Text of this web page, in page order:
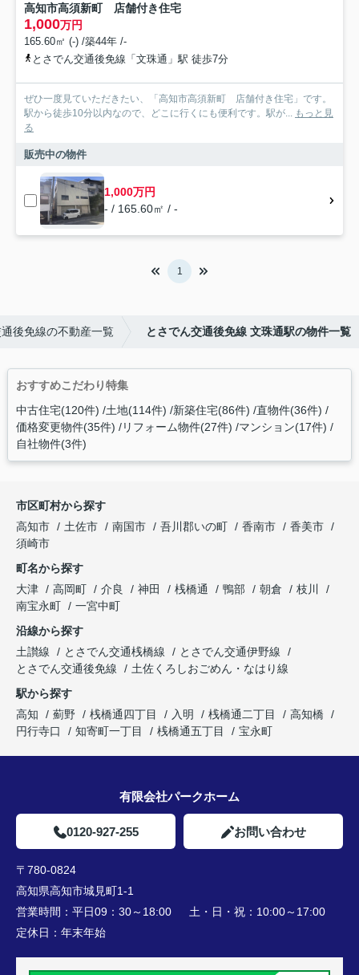
高知市高須新町 店舗付き住宅
1,000万円
165.60㎡ (-) /築44年 /-
とさでん交通後免線「文珠通」駅 徒歩7分
ぜひ一度見ていただきたい、「高知市高須新町 店舗付き住宅」です。
駅から徒歩10分以内なので、どこに行くにも便利です。駅が... もっと見
る
販売中の物件
1,000万円
- / 165.60㎡ / -
1
後免線の不動産一覧 とさでん交通後免線 文珠通駅の物件一覧
おすすめこだわり特集
中古住宅(120件) 土地(114件) 新築住宅(86件) 直物件(36件)
価格変更物件(35件) リフォーム物件(27件) マンション(17件)
自社物件(3件)
市区町村から探す
高知市
土佐市 南国市 吾川郡いの町 香南市
香美市
須崎市
町名から探す
大津
高岡町 介良 神田 桟橋通 鴨部 朝倉
枝川
南宝永町
一宮中町
沿線から探す
土讃線
とさでん交通桟橋線
とさでん交通伊野線
とさでん交通後免線
土佐くろしおごめん・なはり線
駅から探す
高知
薊野 桟橋通四丁目 入明 桟橋通二丁目
高知橋
円行寺口
知寄町一丁目 桟橋通五丁目 宝永町
有限会社パークホーム
0120-927-255 お問い合わせ
〒780-0824
高知県高知市城見町1-1
営業時間： 平日09：30～18:00 土・日・祝：10:00～17:00
定休日： 年末年始